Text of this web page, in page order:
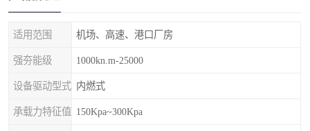
适用范围 机场、高速、港口厂房
强夯能级 1000kn.m-25000
设备驱动型式 内燃式
承载力特征值 150Kpa~300Kpa